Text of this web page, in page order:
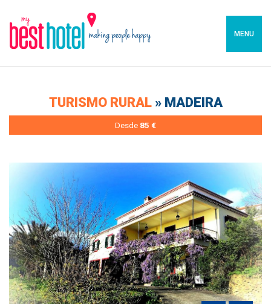
MENU
TURISMO RURAL » MADEIRA
Desde 85 €